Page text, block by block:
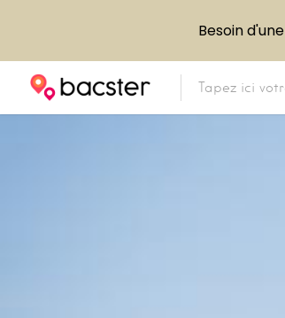
Besoin d'une